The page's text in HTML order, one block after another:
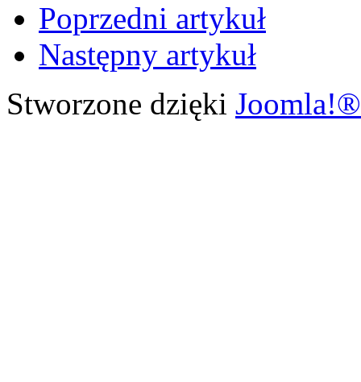
Poprzedni artykuł
Następny artykuł
Stworzone dzięki Joomla!®